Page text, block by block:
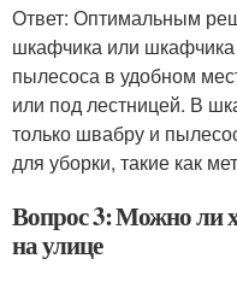
Ответ: Оптимальным
шкафчика или
пылесоса в удобном
или под лестницей. В
только швабру и
для уборки, такие как
Вопрос 3: Можно ли
на улице